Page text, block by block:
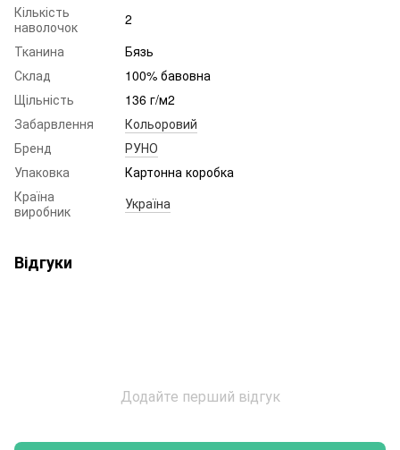
Кількість
наволочок
2
Тканина
Бязь
Склад
100% бавовна
Щільність
136 г/м2
Забарвлення
Кольоровий
Бренд
РУНО
Упаковка
Картонна коробка
Країна
виробник
Україна
Відгуки
Додайте перший відгук